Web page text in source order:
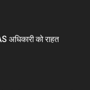
अधिकारी को राहत